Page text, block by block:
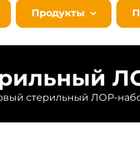
Продукты
стерильный ЛОР-